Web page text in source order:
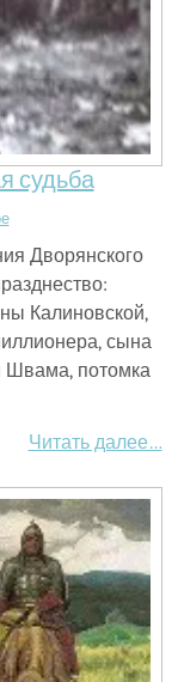
судьба
Дворянского
Калиновской,
сына
Швама, потомка
Читать далее…